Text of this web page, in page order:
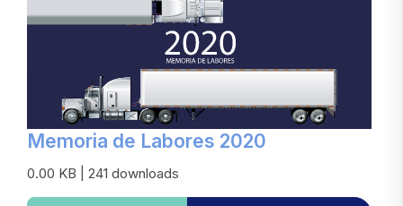
Memoria de Labores 2020
0.00 KB | 241 downloads